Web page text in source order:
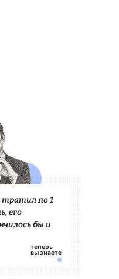
тратил по 1
его
бы и